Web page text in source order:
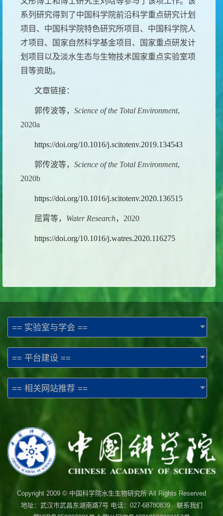
系列研究得到了中国科学院前沿科学重点研究计划
项目、中国科学院特色研究所项目、中国科学院人
才项目、国家自然科学基金项目、国家重点研发计
划项目以及淡水生态与生物技术国家重点实验室项
目等资助。
文章链接：
郭传波等， Science of the Total Environment,
2020a
https://doi.org/10.1016/j.scitotenv.2019.134543
郭传波等， Science of the Total Environment,
2020b
https://doi.org/10.1016/j.scitotenv.2020.136515
屈霄等， Water Research， 2020
https://doi.org/10.1016/j.watres.2020.116275
== 实验室与学会 ==
== 平台建设 ==
== 相关网站推荐 ==
Copyright 2009 © 中国科学院水生生物研究所 All Rights Reserved
地址：武汉市武昌东湖南路7号 电话：027-68780839 联系我们